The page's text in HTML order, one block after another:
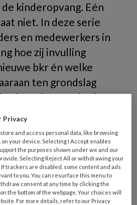
kinderopvang. Eén
niet. In deze serie
en medewerkers in
hoe zij invulling
bkr én welke
ten grondslag
en laatste deel:
Privacy
and access personal data, like browsing
your device. Selecting I Accept enables
the purposes shown under we and our
Selecting Reject All or withdrawing your
trackers are disabled, some content and ads
to you. You can resurface this menu to
consent at any time by clicking the
the bottom of the webpage. Your choices will
For more details, refer to our Privacy